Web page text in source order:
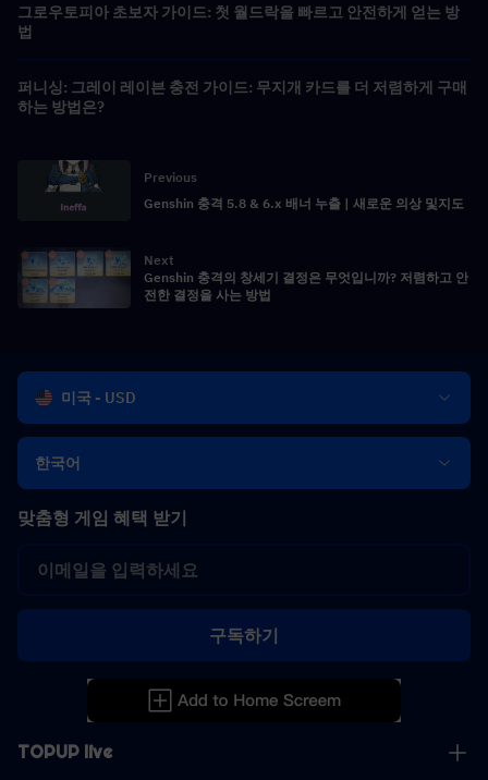
그로우토피아 초보자 가이드: 첫 월드락을 빠르고 안전하게 얻는 방
법
퍼니싱: 그레이 레이븐 충전 가이드: 무지개 카드를 더 저렴하게 구매
하는 방법은?
Previous
Genshin 충격 5.8 & 6.x 배너 누출 | 새로운 의상 및지도
Next
Genshin 충격의 창세기 결정은 무엇입니까? 저렴하고 안
전한 결정을 사는 방법
미국 - USD
한국어
TOPUP live
맞춤형 게임 혜택 받기
구독하기